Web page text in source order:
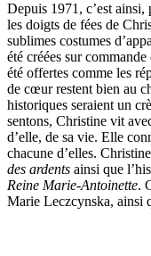
Depuis 1971, c’est ainsi,
les doigts de fées de
sublimes costumes
été créées sur
été offertes comme les
de cœur restent bien au
historiques seraient un
sentons, Christine vit
d’elle, de sa vie. Elle
chacune d’elles.
des ardents ainsi que
Reine Marie-Antoinette.
Marie Leczcynska, ainsi